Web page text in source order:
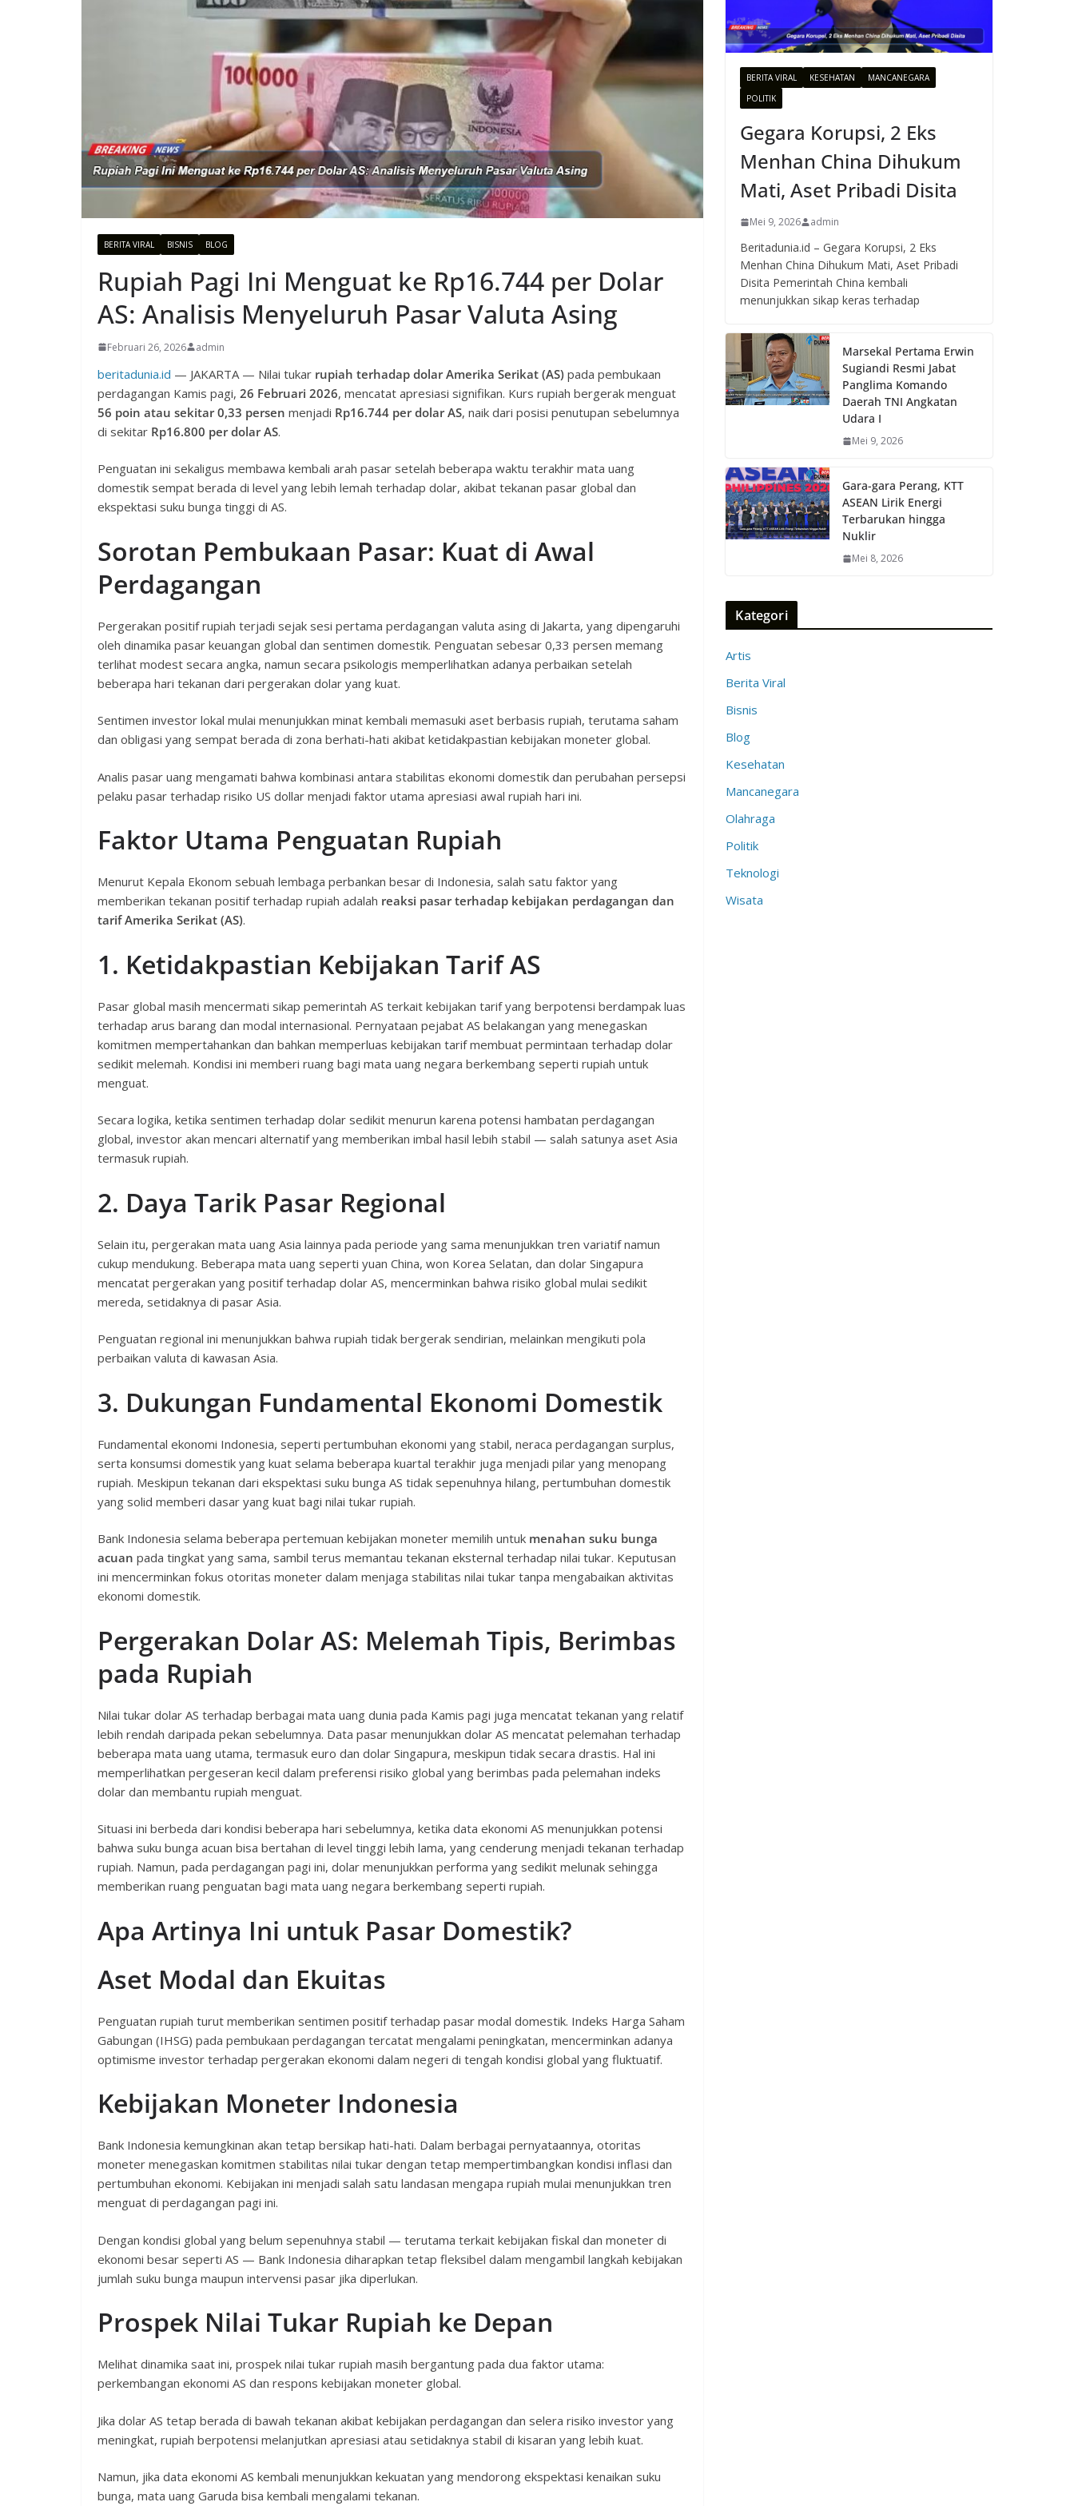
BERITA VIRAL BISNIS BLOG
Rupiah Pagi Ini Menguat ke Rp16.744 per Dolar
AS: Analisis Menyeluruh Pasar Valuta Asing
Februari 26, 2026 admin
beritadunia.id — JAKARTA — Nilai tukar rupiah terhadap dolar Amerika Serikat (AS) pada pembukaan
perdagangan Kamis pagi, 26 Februari 2026, mencatat apresiasi signifikan. Kurs rupiah bergerak menguat
56 poin atau sekitar 0,33 persen menjadi Rp16.744 per dolar AS, naik dari posisi penutupan sebelumnya
di sekitar Rp16.800 per dolar AS.
Penguatan ini sekaligus membawa kembali arah pasar setelah beberapa waktu terakhir mata uang
domestik sempat berada di level yang lebih lemah terhadap dolar, akibat tekanan pasar global dan
ekspektasi suku bunga tinggi di AS.
Sorotan Pembukaan Pasar: Kuat di Awal
Perdagangan
Pergerakan positif rupiah terjadi sejak sesi pertama perdagangan valuta asing di Jakarta, yang dipengaruhi
oleh dinamika pasar keuangan global dan sentimen domestik. Penguatan sebesar 0,33 persen memang
terlihat modest secara angka, namun secara psikologis memperlihatkan adanya perbaikan setelah
beberapa hari tekanan dari pergerakan dolar yang kuat.
Sentimen investor lokal mulai menunjukkan minat kembali memasuki aset berbasis rupiah, terutama saham
dan obligasi yang sempat berada di zona berhati-hati akibat ketidakpastian kebijakan moneter global.
Analis pasar uang mengamati bahwa kombinasi antara stabilitas ekonomi domestik dan perubahan persepsi
pelaku pasar terhadap risiko US dollar menjadi faktor utama apresiasi awal rupiah hari ini.
Faktor Utama Penguatan Rupiah
Menurut Kepala Ekonom sebuah lembaga perbankan besar di Indonesia, salah satu faktor yang
memberikan tekanan positif terhadap rupiah adalah reaksi pasar terhadap kebijakan perdagangan dan
tarif Amerika Serikat (AS).
1. Ketidakpastian Kebijakan Tarif AS
Pasar global masih mencermati sikap pemerintah AS terkait kebijakan tarif yang berpotensi berdampak luas
terhadap arus barang dan modal internasional. Pernyataan pejabat AS belakangan yang menegaskan
komitmen mempertahankan dan bahkan memperluas kebijakan tarif membuat permintaan terhadap dolar
sedikit melemah. Kondisi ini memberi ruang bagi mata uang negara berkembang seperti rupiah untuk
menguat.
Secara logika, ketika sentimen terhadap dolar sedikit menurun karena potensi hambatan perdagangan
global, investor akan mencari alternatif yang memberikan imbal hasil lebih stabil — salah satunya aset Asia
termasuk rupiah.
2. Daya Tarik Pasar Regional
Selain itu, pergerakan mata uang Asia lainnya pada periode yang sama menunjukkan tren variatif namun
cukup mendukung. Beberapa mata uang seperti yuan China, won Korea Selatan, dan dolar Singapura
mencatat pergerakan yang positif terhadap dolar AS, mencerminkan bahwa risiko global mulai sedikit
mereda, setidaknya di pasar Asia.
Penguatan regional ini menunjukkan bahwa rupiah tidak bergerak sendirian, melainkan mengikuti pola
perbaikan valuta di kawasan Asia.
3. Dukungan Fundamental Ekonomi Domestik
Fundamental ekonomi Indonesia, seperti pertumbuhan ekonomi yang stabil, neraca perdagangan surplus,
serta konsumsi domestik yang kuat selama beberapa kuartal terakhir juga menjadi pilar yang menopang
rupiah. Meskipun tekanan dari ekspektasi suku bunga AS tidak sepenuhnya hilang, pertumbuhan domestik
yang solid memberi dasar yang kuat bagi nilai tukar rupiah.
Bank Indonesia selama beberapa pertemuan kebijakan moneter memilih untuk menahan suku bunga
acuan pada tingkat yang sama, sambil terus memantau tekanan eksternal terhadap nilai tukar. Keputusan
ini mencerminkan fokus otoritas moneter dalam menjaga stabilitas nilai tukar tanpa mengabaikan aktivitas
ekonomi domestik.
Pergerakan Dolar AS: Melemah Tipis, Berimbas
pada Rupiah
Nilai tukar dolar AS terhadap berbagai mata uang dunia pada Kamis pagi juga mencatat tekanan yang relatif
lebih rendah daripada pekan sebelumnya. Data pasar menunjukkan dolar AS mencatat pelemahan terhadap
beberapa mata uang utama, termasuk euro dan dolar Singapura, meskipun tidak secara drastis. Hal ini
memperlihatkan pergeseran kecil dalam preferensi risiko global yang berimbas pada pelemahan indeks
dolar dan membantu rupiah menguat.
Situasi ini berbeda dari kondisi beberapa hari sebelumnya, ketika data ekonomi AS menunjukkan potensi
bahwa suku bunga acuan bisa bertahan di level tinggi lebih lama, yang cenderung menjadi tekanan terhadap
rupiah. Namun, pada perdagangan pagi ini, dolar menunjukkan performa yang sedikit melunak sehingga
memberikan ruang penguatan bagi mata uang negara berkembang seperti rupiah.
Apa Artinya Ini untuk Pasar Domestik?
Aset Modal dan Ekuitas
Penguatan rupiah turut memberikan sentimen positif terhadap pasar modal domestik. Indeks Harga Saham
Gabungan (IHSG) pada pembukaan perdagangan tercatat mengalami peningkatan, mencerminkan adanya
optimisme investor terhadap pergerakan ekonomi dalam negeri di tengah kondisi global yang fluktuatif.
Kebijakan Moneter Indonesia
Bank Indonesia kemungkinan akan tetap bersikap hati-hati. Dalam berbagai pernyataannya, otoritas
moneter menegaskan komitmen stabilitas nilai tukar dengan tetap mempertimbangkan kondisi inflasi dan
pertumbuhan ekonomi. Kebijakan ini menjadi salah satu landasan mengapa rupiah mulai menunjukkan tren
menguat di perdagangan pagi ini.
Dengan kondisi global yang belum sepenuhnya stabil — terutama terkait kebijakan fiskal dan moneter di
ekonomi besar seperti AS — Bank Indonesia diharapkan tetap fleksibel dalam mengambil langkah kebijakan
jumlah suku bunga maupun intervensi pasar jika diperlukan.
Prospek Nilai Tukar Rupiah ke Depan
Melihat dinamika saat ini, prospek nilai tukar rupiah masih bergantung pada dua faktor utama:
perkembangan ekonomi AS dan respons kebijakan moneter global.
Jika dolar AS tetap berada di bawah tekanan akibat kebijakan perdagangan dan selera risiko investor yang
meningkat, rupiah berpotensi melanjutkan apresiasi atau setidaknya stabil di kisaran yang lebih kuat.
Namun, jika data ekonomi AS kembali menunjukkan kekuatan yang mendorong ekspektasi kenaikan suku
bunga, mata uang Garuda bisa kembali mengalami tekanan.
BERITA VIRAL KESEHATAN
MANCANEGARA
POLITIK
Gegara Korupsi, 2 Eks
Menhan China Dihukum
Mati, Aset Pribadi Disita
Mei 9, 2026 admin
Beritadunia.id – Gegara Korupsi, 2 Eks
Menhan China Dihukum Mati, Aset Pribadi
Disita Pemerintah China kembali
menunjukkan sikap keras terhadap
Marsekal Pertama Erwin
Sugiandi Resmi Jabat
Panglima Komando
Daerah TNI Angkatan
Udara I
Mei 9, 2026
Gara-gara Perang, KTT
ASEAN Lirik Energi
Terbarukan hingga
Nuklir
Mei 8, 2026
Kategori
Artis
Berita Viral
Bisnis
Blog
Kesehatan
Mancanegara
Olahraga
Politik
Teknologi
Wisata